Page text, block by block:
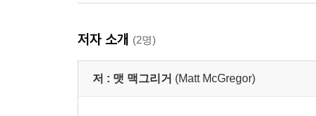
저자 소개 (2명)
저 : 맷 맥그리거 (Matt McGregor)